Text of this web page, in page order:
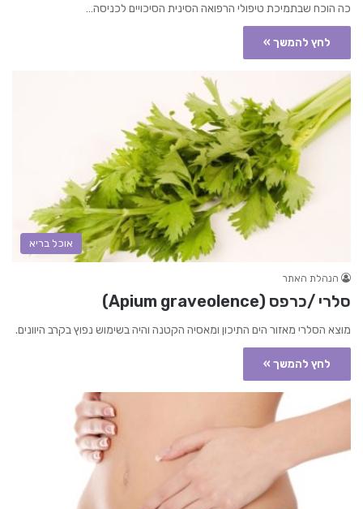
כה הוכח שבתמיכת טיפולי הרפואה הסינית הסיכויים לכניסה…
לחץ להמשך »
אוכל בריא
הנהלת האתר
סלרי /כרפס (Apium graveolence)
מוצא הסלרי מאזור הים התיכון ומאסיה הקטנה והיה בשימוש נפוץ בקרב היוונים.
לחץ להמשך »